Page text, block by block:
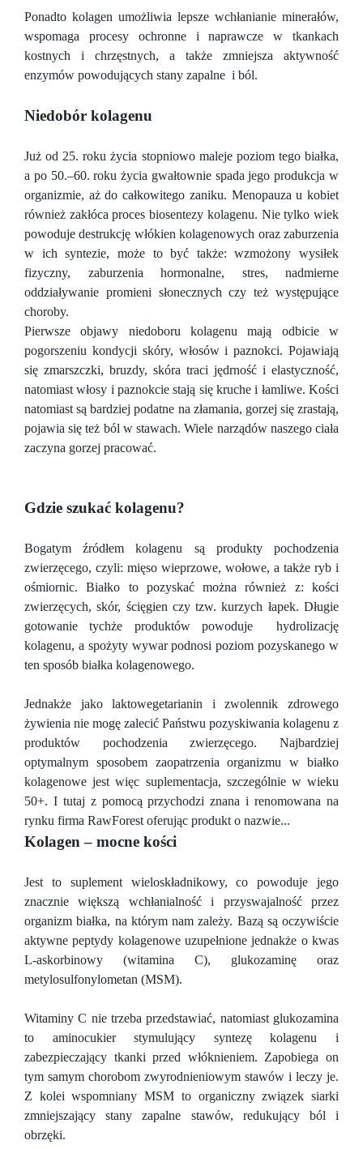
Ponadto kolagen umożliwia lepsze wchłanianie minerałów,
wspomaga procesy ochronne i naprawcze w tkankach
kostnych i chrzęstnych, a także zmniejsza aktywność
enzymów powodujących stany zapalne i ból.
Niedobór kolagenu
Już od 25. roku życia stopniowo maleje poziom tego białka,
a po 50.–60. roku życia gwałtownie spada jego produkcja w
organizmie, aż do całkowitego zaniku. Menopauza u kobiet
również zakłóca proces biosentezy kolagenu. Nie tylko wiek
powoduje destrukcję włókien kolagenowych oraz zaburzenia
w ich syntezie, może to być także: wzmożony wysiłek
fizyczny, zaburzenia hormonalne, stres, nadmierne
oddziaływanie promieni słonecznych czy też występujące
choroby.
Pierwsze objawy niedoboru kolagenu mają odbicie w
pogorszeniu kondycji skóry, włosów i paznokci. Pojawiają
się zmarszczki, bruzdy, skóra traci jędrność i elastyczność,
natomiast włosy i paznokcie stają się kruche i łamliwe. Kości
natomiast są bardziej podatne na złamania, gorzej się zrastają,
pojawia się też ból w stawach. Wiele narządów naszego ciała
zaczyna gorzej pracować.
Gdzie szukać kolagenu?
Bogatym źródłem kolagenu są produkty pochodzenia
zwierzęcego, czyli: mięso wieprzowe, wołowe, a także ryb i
ośmiornic. Białko to pozyskać można również z: kości
zwierzęcych, skór, ścięgien czy tzw. kurzych łapek. Długie
gotowanie tychże produktów powoduje hydrolizację
kolagenu, a spożyty wywar podnosi poziom pozyskanego w
ten sposób białka kolagenowego.
Jednakże jako laktowegetarianin i zwolennik zdrowego
żywienia nie mogę zalecić Państwu pozyskiwania kolagenu z
produktów pochodzenia zwierzęcego. Najbardziej
optymalnym sposobem zaopatrzenia organizmu w białko
kolagenowe jest więc suplementacja, szczególnie w wieku
50+. I tutaj z pomocą przychodzi znana i renomowana na
rynku firma RawForest oferując produkt o nazwie...
Kolagen – mocne kości
Jest to suplement wieloskładnikowy, co powoduje jego
znacznie większą wchłanialność i przyswajalność przez
organizm białka, na którym nam zależy. Bazą są oczywiście
aktywne peptydy kolagenowe uzupełnione jednakże o kwas
L-askorbinowy (witamina C), glukozaminę oraz
metylosulfonylometan (MSM).
Witaminy C nie trzeba przedstawiać, natomiast glukozamina
to aminocukier stymulujący syntezę kolagenu i
zabezpieczający tkanki przed włóknieniem. Zapobiega on
tym samym chorobom zwyrodnieniowym stawów i leczy je.
Z kolei wspomniany MSM to organiczny związek siarki
zmniejszający stany zapalne stawów, redukujący ból i
obrzęki.